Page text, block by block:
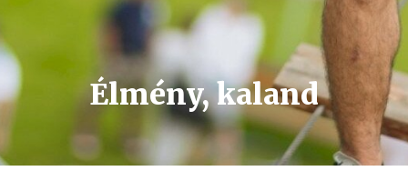
Élmény, kaland